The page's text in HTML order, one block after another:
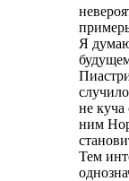
Я
не куча
ним
Тем